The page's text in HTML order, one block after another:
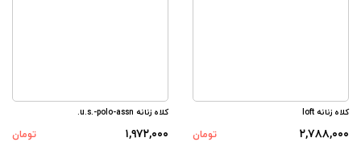
کلاه زنانه loft
۲,۷۸۸,۰۰۰
تومان
کلاه زنانه u.s.-polo-assn.
۱,۹۷۲,۰۰۰
تومان